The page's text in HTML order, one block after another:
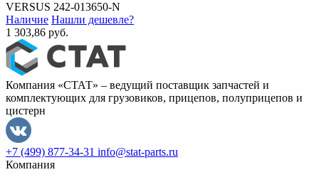
VERSUS 242-013650-N
Наличие Нашли дешевле?
1 303,86 руб.
Компания «СТАТ» – ведущий поставщик запчастей и
комплектующих для грузовиков, прицепов, полуприцепов и
цистерн
+7 (499) 877-34-31 info@stat-parts.ru
Компания